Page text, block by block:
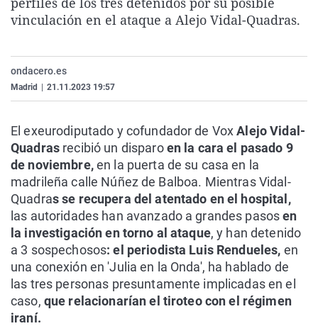
La rosa de los vientos
Como el perro y el
Caso
Equipo de
Extremadura
La Rioja
Virales
Elecciones
vinculación en el ataque a Alejo Vidal-Quadras.
ondacero.es
Madrid 21.11.2023 19:57
El exeurodiputado y cofundador de VoxAlejo Vidal-
Quadrasrecibió un disparoen la cara el pasado 9
de noviembre,en la puerta de su casa en la
madrileña calle Núñez de Balboa. Mientras Vidal-
Quadras se recupera del atentado en el hospital,
las autoridades han avanzado a grandes pasosen
la investigación en torno al ataque, y han detenido
a 3 sospechosos: el periodista Luis Rendueles, en
una conexión en 'Julia en la Onda', ha hablado de
las tres personas presuntamente implicadas en el
caso, que relacionarían el tiroteo con el régimen
iraní.